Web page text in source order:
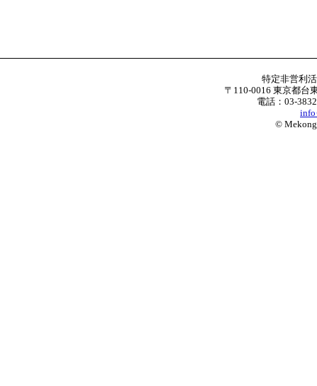
特定非営利
〒110-0016 東京都台
電話：03-
info
© Mekong